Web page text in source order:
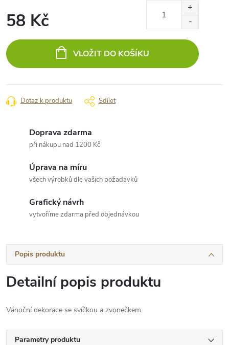
58 Kč
cena:
VLOŽIT DO KOŠÍKU
Dotaz k produktu Sdílet
Doprava zdarma
při nákupu nad 1200 Kč
Úprava na míru
všech výrobků dle vašich požadavků
Grafický návrh
vytvoříme zdarma před objednávkou
Popis produktu
Detailní popis produktu
Vánoční dekorace se svíčkou a zvonečkem.
Parametry produktu